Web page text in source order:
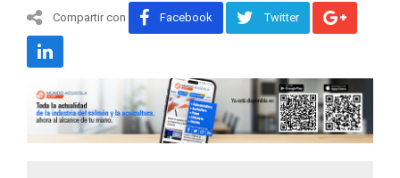
Compartir con Facebook Twitter